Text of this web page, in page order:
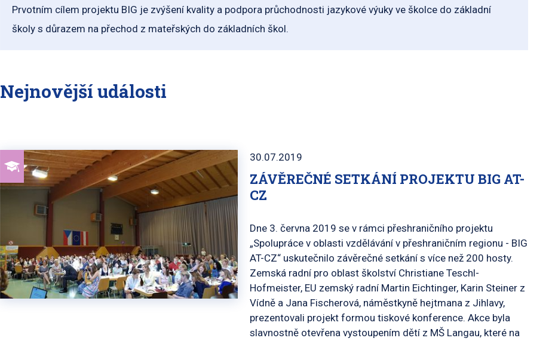
Prvotním cílem projektu BIG je zvýšení kvality a podpora průchodnosti jazykové výuky ve školce do základní
školy s důrazem na přechod z mateřských do základních škol.
Nejnovější události
30.07.2019
ZÁVĚREČNÉ SETKÁNÍ PROJEKTU BIG AT-
CZ
Dne 3. června 2019 se v rámci přeshraničního projektu
„Spolupráce v oblasti vzdělávání v přeshraničním regionu - BIG
AT-CZ“ uskutečnilo závěrečné setkání s více než 200 hosty.
Zemská radní pro oblast školství Christiane Teschl-
Hofmeister, EU zemský radní Martin Eichtinger, Karin Steiner z
Vídně a Jana Fischerová, náměstkyně hejtmana z Jihlavy,
prezentovali projekt formou tiskové konference. Akce byla
slavnostně otevřena vystoupením dětí z MŠ Langau, které na